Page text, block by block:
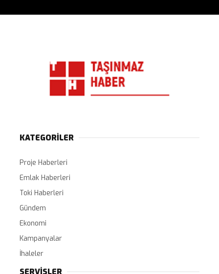
KATEGORİLER
Proje Haberleri
Emlak Haberleri
Toki Haberleri
Gündem
Ekonomi
Kampanyalar
İhaleler
SERVİSLER